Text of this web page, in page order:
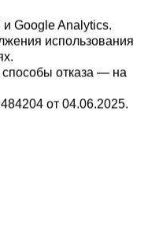
Google Analytics.
использования
отказа — на
от 04.06.2025.